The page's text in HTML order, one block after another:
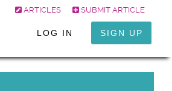
ARTICLES SUBMIT ARTICLE
LOG IN SIGN UP